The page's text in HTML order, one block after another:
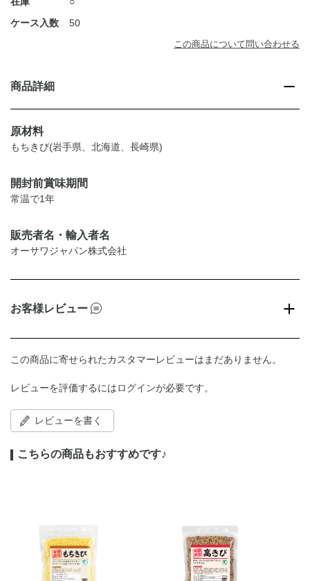
ケース入数
50
この商品について問い合わせる
商品詳細
原材料
もちきび(岩手県、北海道、長崎県)
開封前賞味期間
常温で1年
販売者名・輸入者名
オーサワジャパン株式会社
お客様レビュー
この商品に寄せられたカスタマーレビューはまだありません。
レビューを評価するにはログインが必要です。
レビューを書く
こちらの商品もおすすめです♪